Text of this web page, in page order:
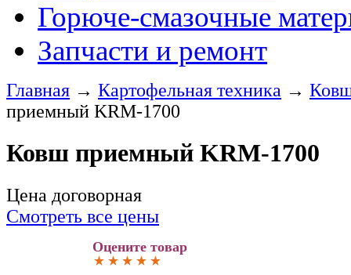
Горюче-смазочные
Запчасти и ремонт
Главная → Картофельная техника →
приемный KRM-1700
Ковш приемный KRM-1700
Цена договорная
Смотреть все цены
Оцените товар